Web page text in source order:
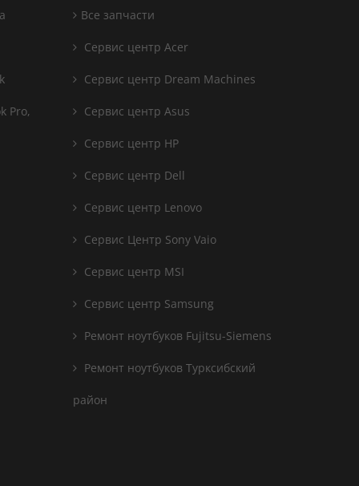
Pro,
Все запчасти
Сервис центр Acer
Сервис центр Dream Machines
Сервис центр Asus
Сервис центр HP
Сервис центр Dell
Сервис центр Lenovo
Сервис Центр Sony Vaio
Сервис центр MSI
Сервис центр Samsung
Ремонт ноутбуков Fujitsu-Siemens
Ремонт ноутбуков Турксибский
район